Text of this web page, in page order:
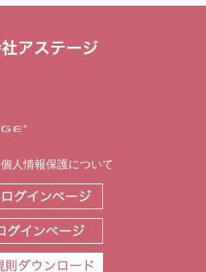
個人情報保護について